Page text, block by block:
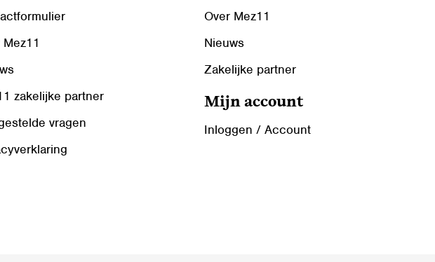
zakelijke partner
vragen
Over Mez11
Nieuws
Zakelijke partner
Mijn account
Inloggen / Account